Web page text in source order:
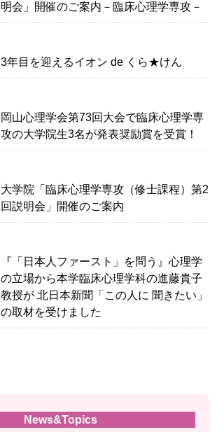
明会」開催のご案内－臨床心理学専攻－
3年目を迎えるイオン de くら★けん
岡山心理学会第73回大会で臨床心理学専
攻の大学院生3名が発表奨励賞を受賞！
大学院「臨床心理学専攻（修士課程）第2
回説明会」開催のご案内
『「日本人ファースト」を問う』心理学
の立場から本学臨床心理学科の進藤貴子
教授が 北日本新聞「この人に 聞きたい」
の取材を受けました